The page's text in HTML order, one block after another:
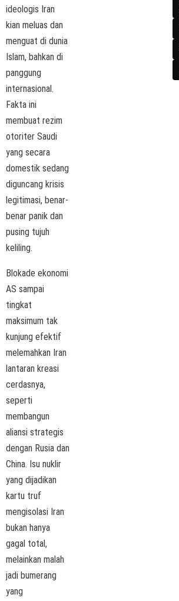
ideologis Iran
kian meluas dan
menguat di dunia
Islam, bahkan di
panggung
internasional.
Fakta ini
membuat rezim
otoriter Saudi
yang secara
domestik sedang
diguncang krisis
legitimasi, benar-
benar panik dan
pusing tujuh
keliling.
Blokade ekonomi
AS sampai
tingkat
maksimum tak
kunjung efektif
melemahkan Iran
lantaran kreasi
cerdasnya,
seperti
membangun
aliansi strategis
dengan Rusia dan
China. Isu nuklir
yang dijadikan
kartu truf
mengisolasi Iran
bukan hanya
gagal total,
melainkan malah
jadi bumerang
yang